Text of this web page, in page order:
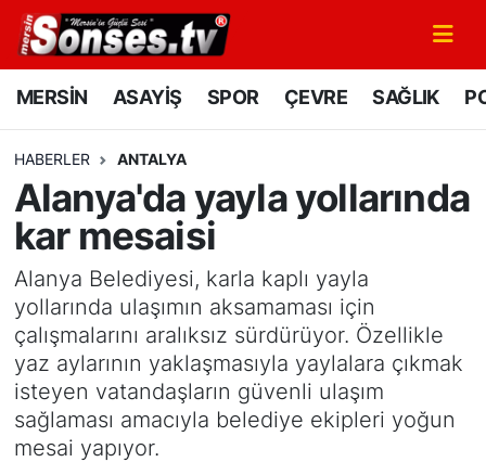
MERSİN ASAYİŞ SPOR ÇEVRE SAĞLIK
HABERLER ANTALYA
Alanya'da yayla yollarında
kar mesaisi
Alanya Belediyesi, karla kaplı yayla
yollarında ulaşımın aksamaması için
çalışmalarını aralıksız sürdürüyor. Özellikle
yaz aylarının yaklaşmasıyla yaylalara çıkmak
isteyen vatandaşların güvenli ulaşım
sağlaması amacıyla belediye ekipleri yoğun
mesai yapıyor.
MERSİN
SPOR
GÜNÜN MANŞETİ
DÜNYA
KÜLTÜR - SANAT
MAGAZİN
Mersin Nöbetçi Eczaneler
Mersin Namaz Vakitleri
Mersin Trafik Yoğunluk Haritası
Süper Lig Puan Durumu ve Fikstür
Tüm Manşetler
Son Dakika Haberleri